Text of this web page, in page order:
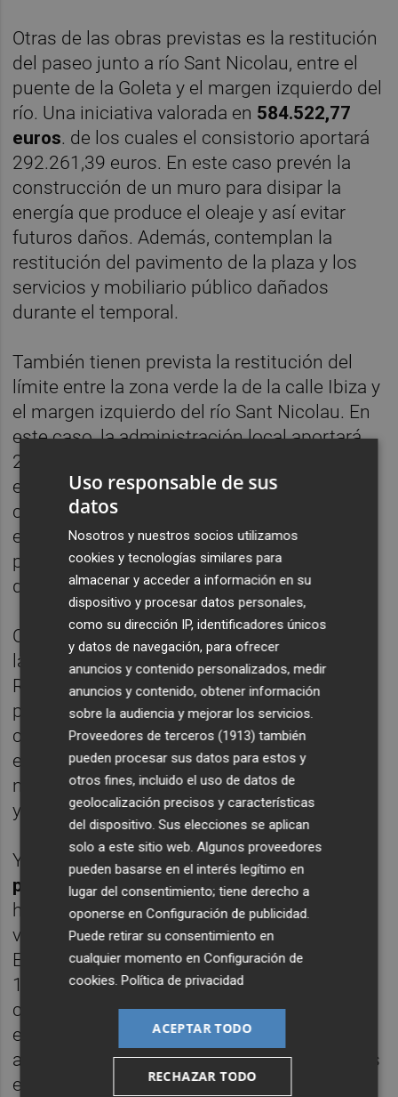
Otras de las obras previstas es la restitución
del paseo junto a río Sant Nicolau, entre el
puente de la Goleta y el margen izquierdo del
río. Una iniciativa valorada en 584.522,77
euros. de los cuales el consistorio aportará
292.261,39 euros. En este caso prevén la
construcción de un muro para disipar la
energía que produce el oleaje y así evitar
futuros daños. Además, contemplan la
restitución del pavimento de la plaza y los
servicios y mobiliario público dañados
durante el temporal.
También tienen prevista la restitución del
límite entre la zona verde la de la calle Ibiza y
el margen izquierdo del río Sant Nicolau. En
este caso, la administración local aportará
236.050,95 euros de este proyecto valorado
en
472.101,91 euros. La actuación tiene
como objetivo la eliminación de los
elementos deteriorados o inestables, la
protección del margen del río y la restitución
de la explanada de la zona verde.
Otra de las actuación será la reparación de
las cubiertas inclinadas de la Iglesia de Sant
Roc - Capella del Beato que cuenta con un
presupuesto de 45.919,55 euros de los
cuales el ayuntamiento aportará 23.849,69
euros. Consideran que se trata de una obra
necesaria para evitar las filtraciones de agua
y que se generan desperfectos futuros.
Y, finalmente, la
reparación de daños en el
paseo marítimo Neptuno. Se trata, según
han destacado, de la intervención mejor
valorada y que ha contado con más ayuda.
En total el valor del proyecto asciende a
1.770.429,34 euros de los cuales el
consistorio aportará 885.214,67 euros. En
este caso, contemplan dos zonas de
actuación y en ambas han realizado trabajos
en la arena de aportación y distribución,
Uso responsable de sus
datos
Nosotros y nuestros socios utilizamos
cookies y tecnologías similares para
almacenar y acceder a información en su
dispositivo y procesar datos personales,
como su dirección IP, identificadores únicos
y datos de navegación, para ofrecer
anuncios y contenido personalizados, medir
anuncios y contenido, obtener información
sobre la audiencia y mejorar los servicios.
Proveedores de terceros (1913) también
pueden procesar sus datos para estos y
otros fines, incluido el uso de datos de
geolocalización precisos y características
del dispositivo. Sus elecciones se aplican
solo a este sitio web. Algunos proveedores
pueden basarse en el interés legítimo en
lugar del consentimiento; tiene derecho a
oponerse enConfiguración de publicidad
Puede retirar su consentimiento en
cualquier momento enConfiguración de
cookies .Política de privacidad
ACEPTAR TODO
RECHAZAR TODO